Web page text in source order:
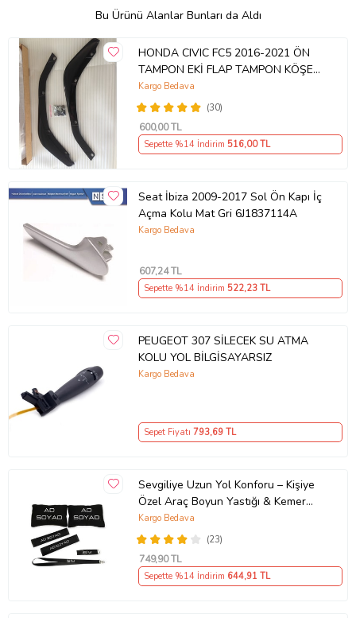
Bu Ürünü Alanlar Bunları da Aldı
HONDA CIVIC FC5 2016-2021 ÖN
TAMPON EKİ FLAP TAMPON KÖŞESİ
TAKIM SAĞ SOL KAMPANYA ŞOKK
FİYAT OEM
(30)
Kargo Bedava
600,00 TL
Sepette %14 İndirim 516,00 TL
Seat İbiza 2009-2017 Sol Ön Kapı İç
Açma Kolu Mat Gri 6J1837114A
Kargo Bedava
607,24 TL
Sepette %14 İndirim 522,23 TL
PEUGEOT 307 SİLECEK SU ATMA
KOLU YOL BİLGİSAYARSIZ
Kargo Bedava
Sepet Fiyatı 793,69 TL
Sevgiliye Uzun Yol Konforu – Kişiye
Özel Araç Boyun Yastığı & Kemer
Pedi Hediye Seti
(23)
Kargo Bedava
749,90 TL
Sepette %14 İndirim 644,91 TL